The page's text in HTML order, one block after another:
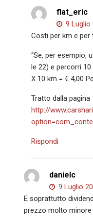
flat_eric
9 Luglio
Costi per km e
“Se, per esempio,
le 22) e percorri 10
X 10 km = € 4,00
Tratto dalla pagina
http://
Rispondi
danielc
9 Luglio
E soprattutto
prezzo molto